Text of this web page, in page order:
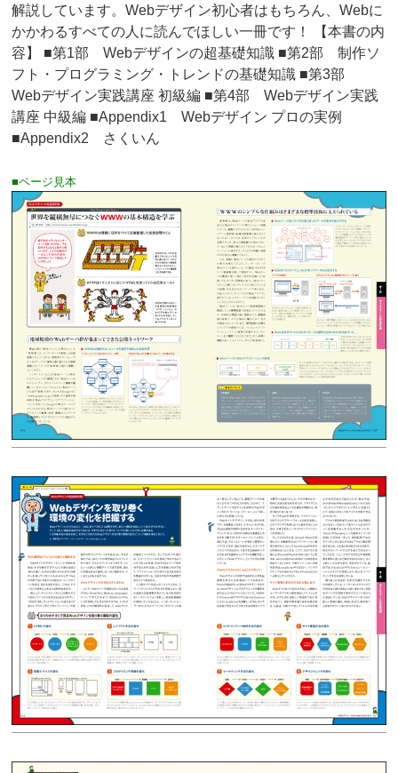
解説しています。Webデザイン初心者はもちろん、Webに
かかわるすべての人に読んでほしい一冊です！ 【本書の内
容】 ■第1部 Webデザインの超基礎知識 ■第2部 制作ソ
フト・プログラミング・トレンドの基礎知識 ■第3部
Webデザイン実践講座 初級編 ■第4部 Webデザイン実践
講座 中級編 ■Appendix1 Webデザイン プロの実例
■Appendix2 さくいん
■ページ見本